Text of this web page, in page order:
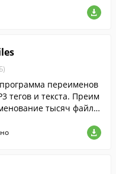
переименов
тегов и текста. Преим
тысяч файло